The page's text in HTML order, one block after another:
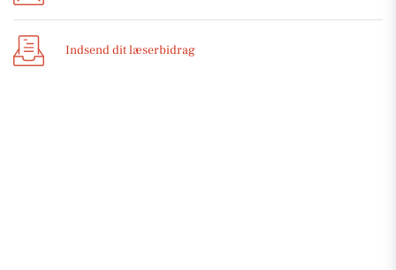
Indsend dit læserbidrag